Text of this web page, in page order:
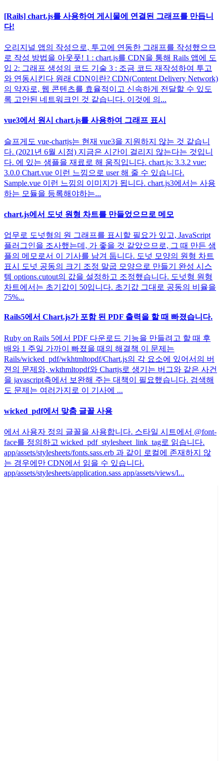
[Rails] chart.js를 사용하여 게시물에 연결된 그래프를 만듭니
다!
오리지널 앱의 작성으로, 투고에 연동한 그래프를 작성했으므
로 작성 방법을 아웃풋! 1 : chart.js를 CDN을 통해 Rails 앱에 도
입 2: 그래프 생성의 코드 기술 3 : 조금 코드 재작성하여 투고
와 연동시킨다 원래 CDN이란? CDN(Content Delivery Network)
의 약자로, 웹 콘텐츠를 효율적이고 신속하게 전달할 수 있도
록 고안된 네트워크인 것 같습니다. 이것에 의...
vue3에서 원시 chart.js를 사용하여 그래프 표시
슬프게도 vue-chartjs는 현재 vue3을 지원하지 않는 것 같습니
다. (2021년 6월 시점) 지금은 시간이 걸리지 않는다는 것입니
다. 에 있는 샘플을 재료로 해 움직입니다. chart.js: 3.3.2 vue:
3.0.0 Chart.vue 이런 느낌으로 user 해 줄 수 있습니다.
Sample.vue 이런 느낌의 이미지가 됩니다. chart.js3에서는 사용
하는 모듈을 등록해야하는...
chart.js에서 도넛 원형 차트를 만들었으므로 메모
업무로 도넛형의 원 그래프를 표시할 필요가 있고, JavaScript
플러그인을 조사했는데, 가 좋을 것 같았으므로, 그 때 만든 샘
플의 메모로서 이 기사를 남겨 둡니다. 도넛 모양의 원형 차트
표시 도넛 공동의 크기 조정 말굽 모양으로 만들기 완성 시스
템 options.cutout의 값을 설정하고 조정했습니다. 도넛형 원형
차트에서는 초기값이 50입니다. 초기값 그대로 공동의 비율을
75%...
Rails5에서 Chart.js가 포함 된 PDF 출력을 할 때 빠졌습니다.
Ruby on Rails 5에서 PDF 다운로드 기능을 만들려고 할 때 후
배와 1 주일 가까이 빠졌을 때의 해결책 이 문제는
Rails/wicked_pdf/wkhtmltopdf/Chart.js의 각 요소에 있어서의 버
젼의 문제와, wkthmltopdf와 Chartjs로 생기는 버그와 같은 사건
을 javascript측에서 보완해 주는 대책이 필요했습니다. 검색해
도 문제는 여러가지로 이 기사에 ...
wicked_pdf에서 맞춤 글꼴 사용
에서 사용자 정의 글꼴을 사용합니다. 스타일 시트에서 @font-
face를 정의하고 wicked_pdf_stylesheet_link_tag로 읽습니다.
app/assets/stylesheets/fonts.sass.erb 과 같이 로컬에 존재하지 않
는 경우에만 CDN에서 읽을 수 있습니다.
app/assets/stylesheets/application.sass app/assets/views/l...